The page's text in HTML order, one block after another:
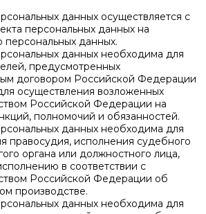
данных осуществляется с
персональных данных на
персональных данных.
данных необходима для
предусмотренных
договором Российской Федерации
осуществления возложенных
Российской Федерации на
полномочий и обязанностей.
данных необходима для
правосудия, исполнения судебного
органа или должностного лица,
в соответствии с
Российской Федерации об
производстве.
данных необходима для